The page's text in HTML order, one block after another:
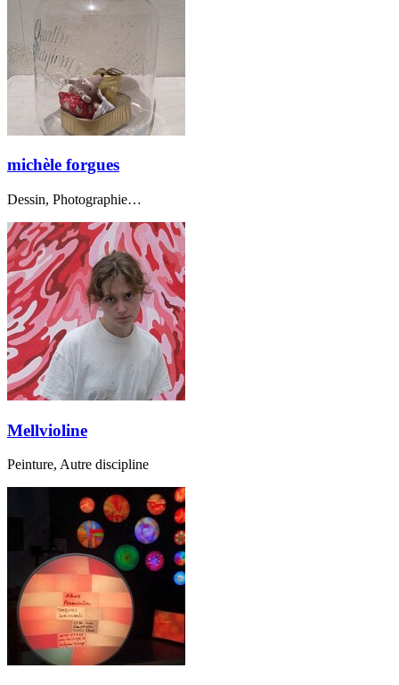
michèle forgues
Dessin, Photographie…
Mellvioline
Peinture, Autre discipline